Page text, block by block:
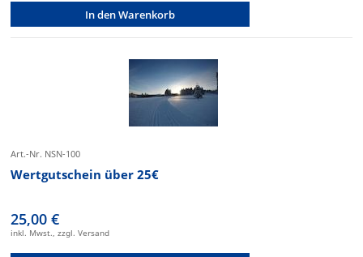
In den Warenkorb
Art.-Nr. NSN-100
Wertgutschein über 25€
25,00 €
inkl. Mwst., zzgl. Versand